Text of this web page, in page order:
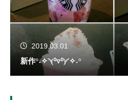
2019.03.01
新作°˖✧◝(⁰▿⁰)◜✧˖°